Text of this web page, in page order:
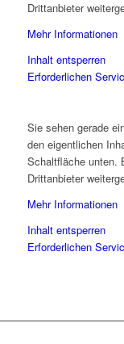
Drittanbieter
Mehr Informationen
Inhalt entsperren
Erforderlichen
Sie sehen gerade
den eigentlichen
Schaltfläche unten.
Drittanbieter
Mehr Informationen
Inhalt entsperren
Erforderlichen